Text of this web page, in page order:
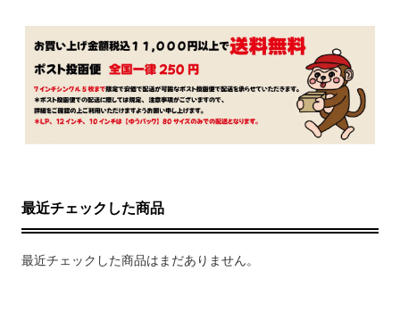
最近チェックした商品
最近チェックした商品はまだありません。